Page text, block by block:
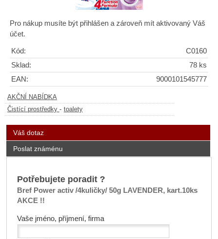
Pro nákup musíte být přihlášen a zároveň mít aktivovaný Váš
účet.
Kód:
C0160
Sklad:
78 ks
EAN:
9000101545777
AKČNÍ NABÍDKA
Čistící prostředky - toalety
Váš dotaz
Poslat známénu
Potřebujete poradit ?
Bref Power activ /4kuličky/ 50g LAVENDER, kart.10ks
AKCE !!
Vaše jméno, příjmení, firma